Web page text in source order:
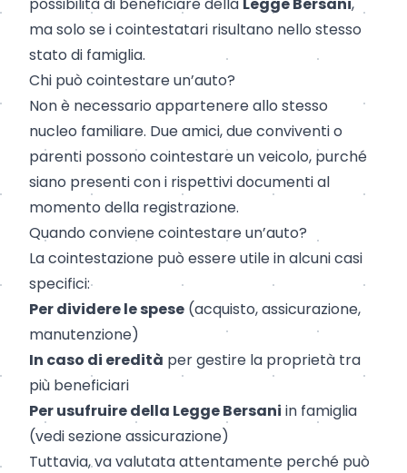
ma solo se i cointestatari risultano nello stesso
stato di famiglia.
Chi può cointestare un’auto?
Non è necessario appartenere allo stesso
nucleo familiare. Due amici, due conviventi o
parenti possono cointestare un veicolo, purché
siano presenti con i rispettivi documenti al
momento della registrazione.
Quando conviene cointestare un’auto?
La cointestazione può essere utile in alcuni casi
specifici:
Per dividere le spese (acquisto, assicurazione,
manutenzione)
In caso di eredità per gestire la proprietà tra
più beneficiari
Per usufruire della Legge Bersani in famiglia
(vedi sezione assicurazione)
Tuttavia, va valutata attentamente perché può